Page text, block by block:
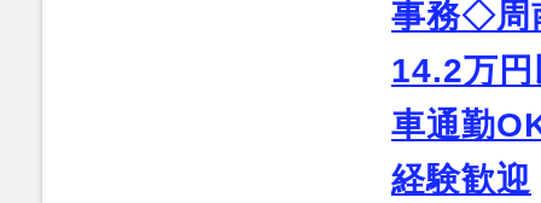
事務◇周
14.2万
車通勤
経験歓迎